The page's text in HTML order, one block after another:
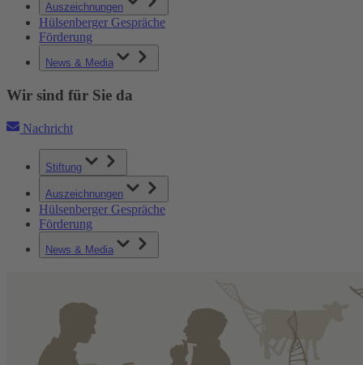
Auszeichnungen
Hülsenberger Gespräche
Förderung
News & Media
Wir sind für Sie da
Nachricht
Stiftung
Auszeichnungen
Hülsenberger Gespräche
Förderung
News & Media